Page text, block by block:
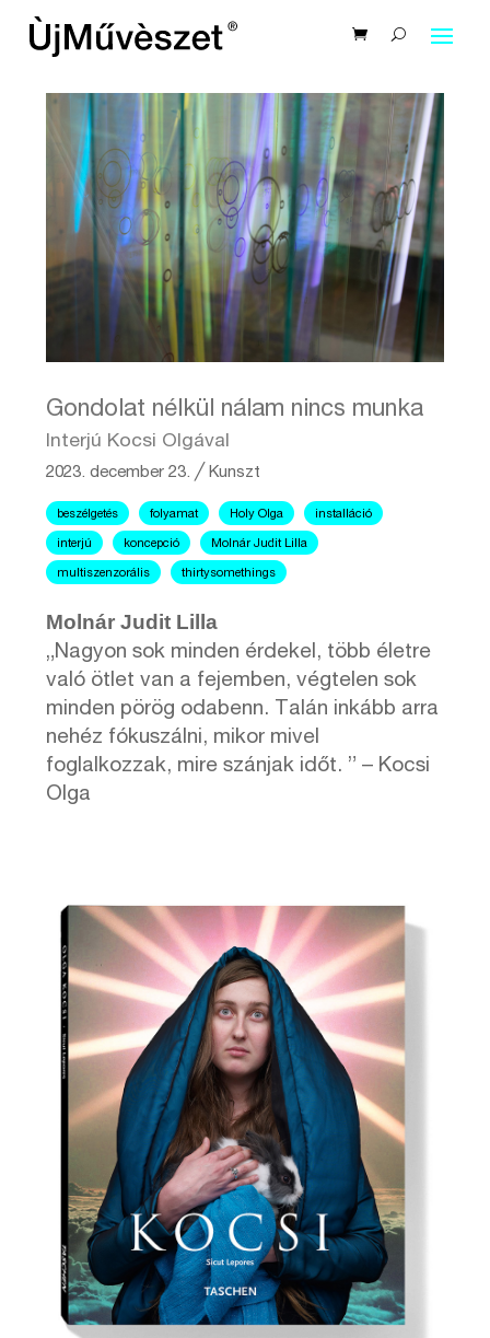
Gondolat nélkül nálam nincs munka
Interjú Kocsi Olgával
2023. december 23. ╱Kunszt
beszélgetés folyamat Holy Olga installáció
interjú koncepció Molnár Judit Lilla
multiszenzorális thirtysomethings
Molnár Judit Lilla
„Nagyon sok minden érdekel, több életre
való ötlet van a fejemben, végtelen sok
minden pörög odabenn. Talán inkább arra
nehéz fókuszálni, mikor mivel
foglalkozzak, mire szánjak időt. ” – Kocsi
Olga